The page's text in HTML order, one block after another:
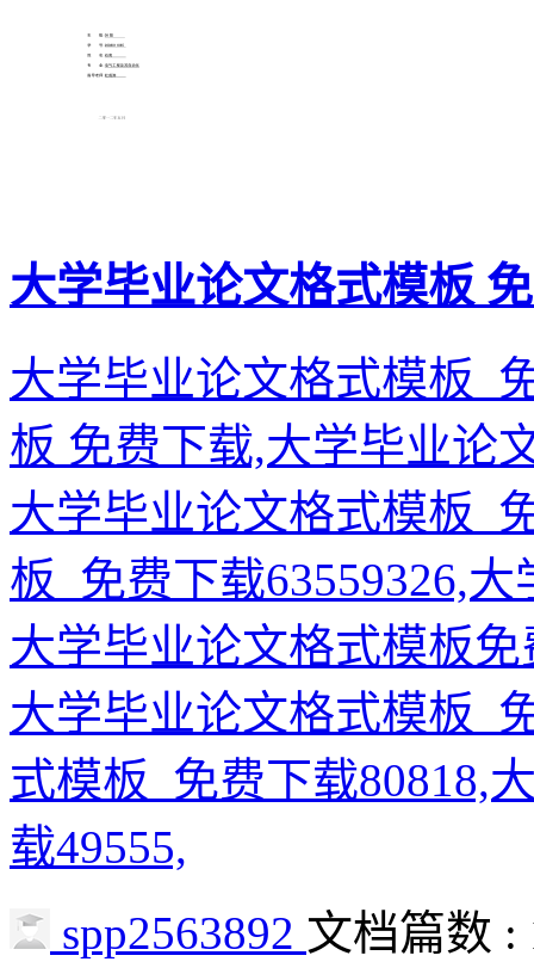
大学毕业论文格式模板
大学毕业论文格式模板_
板 免费下载,大学毕业论
大学毕业论文格式模板_
板_免费下载63559326,
大学毕业论文格式模板
大学毕业论文格式模板_
式模板_免费下载80818,
载49555,
spp2563892 文档篇数 :